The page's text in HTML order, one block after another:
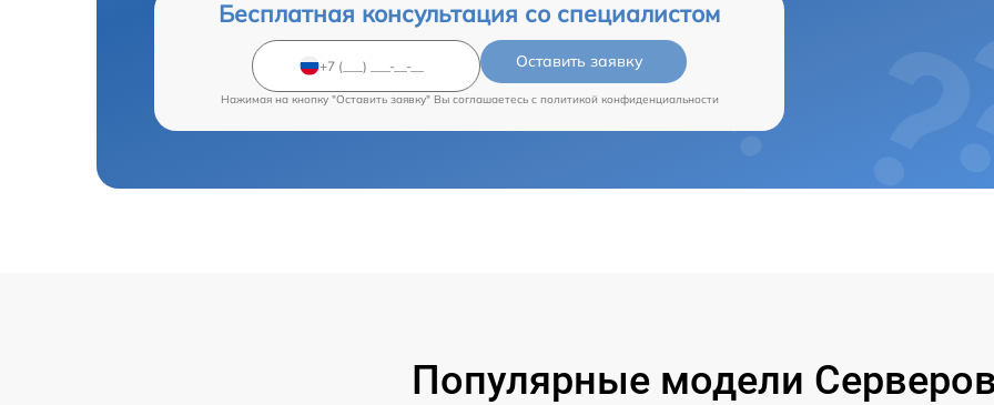
Бесплатная консультация со специалистом
Оставить заявку
Нажимая на кнопку "Оставить заявку" Вы соглашаетесь c политикой конфиденциальности
Популярные модели